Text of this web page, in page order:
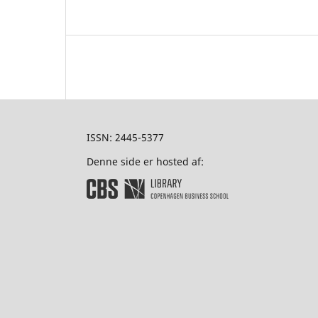
ISSN: 2445-5377
Denne side er hosted af: